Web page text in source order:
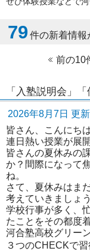
79 件の新着情
前の10
「入塾説明会」
2026年8月7日 更新
皆さん、こんにち
連日熱い授業が展
皆さんの夏休みの
か？間際になって
ね。
さて、夏休みはま
考えていきましょう
学校行事が多く、
たことをその都度
河合塾高校グリー
３つのCHECKで